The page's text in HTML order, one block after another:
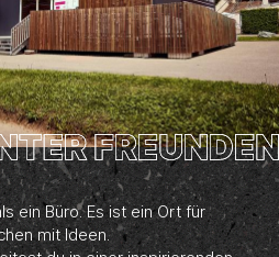
ein Büro. Es ist ein Ort für
mit Ideen.